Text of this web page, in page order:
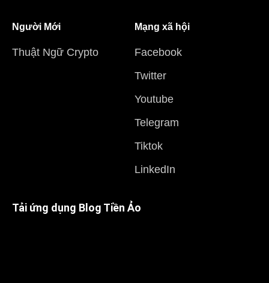
Người Mới
Thuật Ngữ Crypto
Mạng xã hội
Facebook
Twitter
Youtube
Telegram
Tiktok
LinkedIn
Tải ứng dụng Blog Tiền Ảo